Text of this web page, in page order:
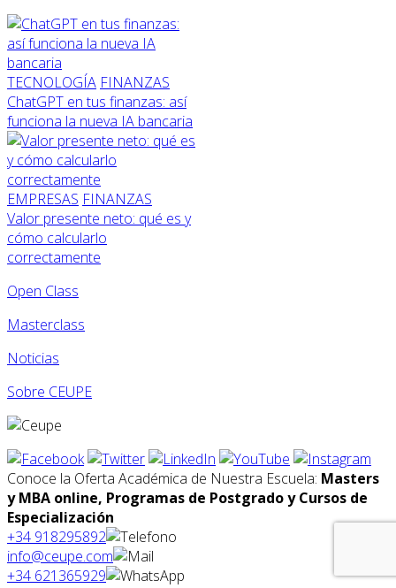
TECNOLOGÍA FINANZAS
ChatGPT en tus finanzas: así
funciona la nueva IA bancaria
EMPRESAS FINANZAS
Valor presente neto: qué es y
cómo calcularlo
correctamente
Open Class
Masterclass
Noticias
Sobre CEUPE
Conoce la Oferta Académica de Nuestra Escuela: Masters
y MBA online, Programas de Postgrado y Cursos de
Especialización
+34 918295892
info@ceupe.com
+34 621365929